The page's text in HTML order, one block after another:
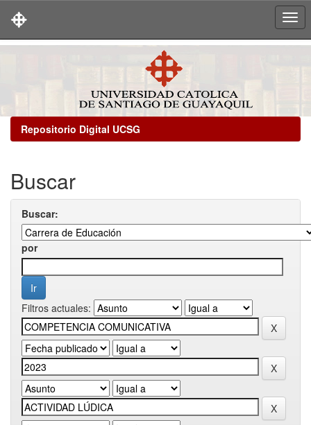
Repositorio Digital UCSG
Buscar
Buscar:
por
Filtros actuales: